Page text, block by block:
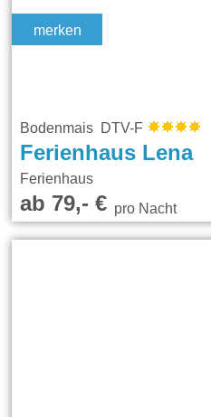
merken
Bodenmais DTV-F
Ferienhaus Lena
Ferienhaus
ab 79,- €pro Nacht